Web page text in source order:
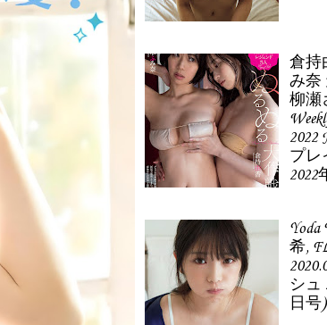
倉持
み奈
柳瀬
2022
プレ
2022
Yoda
希,
シュ
日号)